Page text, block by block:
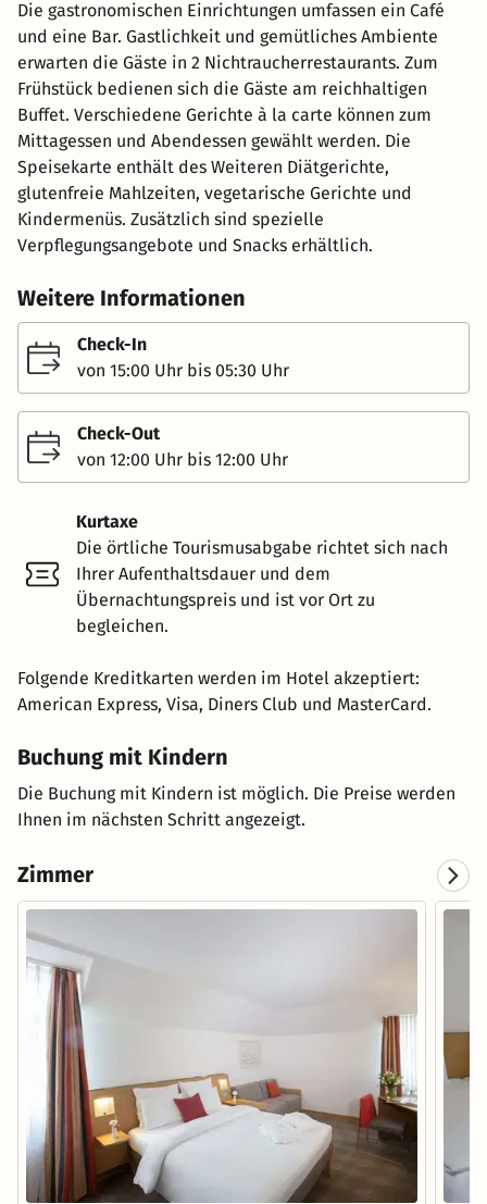
Die gastronomischen Einrichtungen umfassen ein Café
und eine Bar. Gastlichkeit und gemütliches Ambiente
erwarten die Gäste in 2 Nichtraucherrestaurants. Zum
Frühstück bedienen sich die Gäste am reichhaltigen
Buffet. Verschiedene Gerichte à la carte können zum
Mittagessen und Abendessen gewählt werden. Die
Speisekarte enthält des Weiteren Diätgerichte,
glutenfreie Mahlzeiten, vegetarische Gerichte und
Kindermenüs. Zusätzlich sind spezielle
Verpflegungsangebote und Snacks erhältlich.
Weitere Informationen
Check-In
von 15:00 Uhr bis 05:30 Uhr
Check-Out
von 12:00 Uhr bis 12:00 Uhr
Kurtaxe
Die örtliche Tourismusabgabe richtet sich nach
Ihrer Aufenthaltsdauer und dem
Übernachtungspreis und ist vor Ort zu
begleichen.
Folgende Kreditkarten werden im Hotel akzeptiert:
American Express, Visa, Diners Club und MasterCard.
Buchung mit Kindern
Die Buchung mit Kindern ist möglich. Die Preise werden
Ihnen im nächsten Schritt angezeigt.
Zimmer